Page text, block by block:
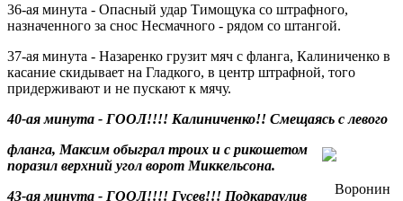
36-ая минута - Опасный удар Тимощука со штрафного,
назначенного за снос Несмачного - рядом со штангой.
37-ая минута - Назаренко грузит мяч с фланга, Калиниченко в
касание скидывает на Гладкого, в центр штрафной, того
придерживают и не пускают к мячу.
40-ая минута - ГООЛ!!!! Калиниченко!! Смещаясь с левого
Воронин
фланга, Максим обыграл троих и с рикошетом
поразил верхний угол ворот Миккельсона.
43-ая минута - ГООЛ!!!! Гусев!!! Подкараулив